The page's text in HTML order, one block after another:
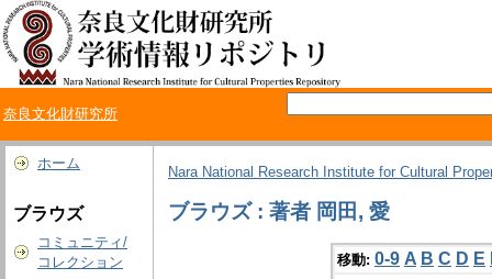
奈良文化財研究所
ホーム
ブラウズ
コミュニティ/
コレクション
Nara National Research Institute for Cultural
ブラウズ : 著者 岡田, 愛
移動: 0-9 A B C D E